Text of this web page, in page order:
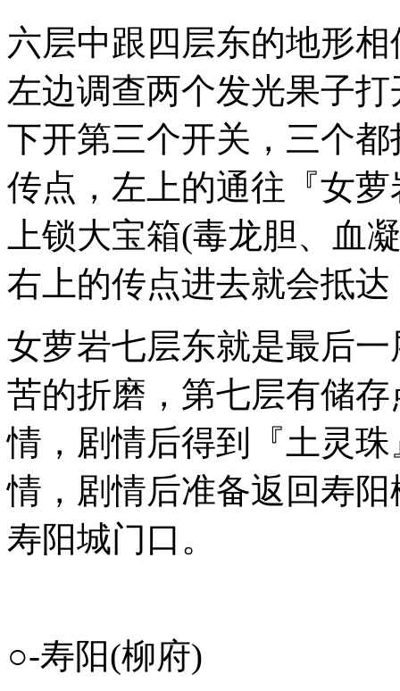
六层中跟四层东的地形
左边调查两个发光果子
下开第三个开关，三个
传点，左上的通往『女
上锁大宝箱(毒龙胆、血
右上的传点进去就会抵
女萝岩七层东就是最后
苦的折磨，第七层有储
情，剧情后得到『土灵
情，剧情后准备返回寿
寿阳城门口。
○-寿阳(柳府)